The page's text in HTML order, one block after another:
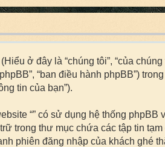
ở đây là “chúng tôi”, “của chúng
“ban điều hành phpBB”)
tin của bạn”).
“” có sử dụng hệ thống
trong thư mục chứa các tập tin
phiên đăng nhập của khách ghé